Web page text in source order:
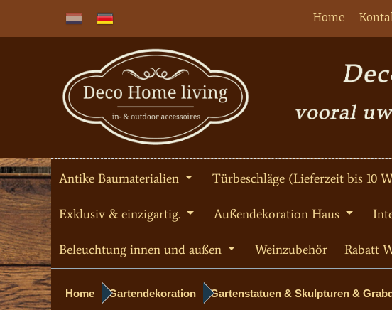
Home
Antike Baumaterialien Türbeschläge (Lieferzeit bis 10
Exklusiv & einzigartig. Außendekoration Haus
Beleuchtung innen und außen Weinzubehör Rabatt
Home Gartendekoration Gartenstatuen & Skulpturen &